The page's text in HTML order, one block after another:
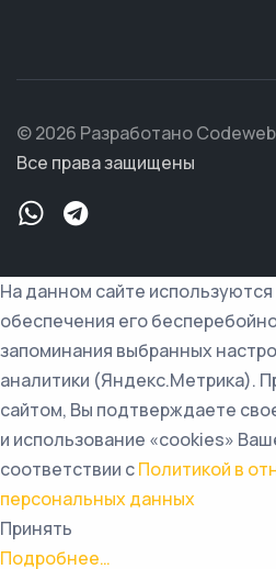
© 2026 Разработано
Все права защищены
На данном сайте
обеспечения его
запоминания выбранных
аналитики (Яндекс.Метрика).
сайтом, Вы подтверждаете
и использование «cookies»
соответствии сПолитикой в
персональных данных
Принять
Подробнее…